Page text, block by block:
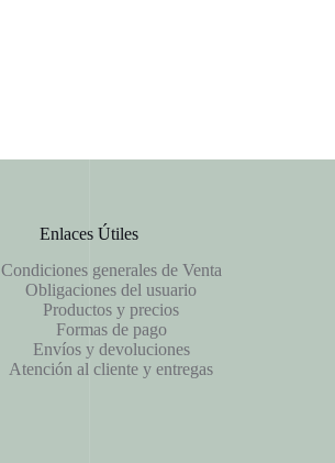
Enlaces Útiles
Condiciones generales de Venta
Obligaciones del usuario
Productos y precios
Formas de pago
Envíos y devoluciones
Atención al cliente y entregas